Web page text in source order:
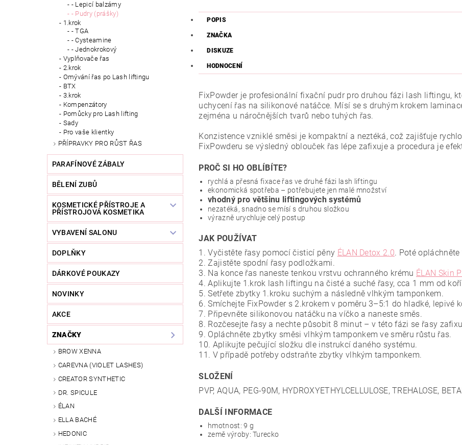
- Lepicí balzámy
- Pudry (prášky)
1.krok
- TGA
- Cysteamine
- Jednokrokový
Vyplňovače řas
2.krok
Omývání řas po Lash liftingu
BTX
3.krok
Kompenzátory
Pomůcky pro Lash lifting
Sady
Pro vaše klientky
PŘÍPRAVKY PRO RŮST ŘAS
PARAFÍNOVÉ ZÁBALY
BĚLENÍ ZUBŮ
KOSMETICKÉ PŘÍSTROJE A
PŘÍSTROJOVÁ KOSMETIKA
VYBAVENÍ SALONU
DOPLŇKY
DÁRKOVÉ POUKAZY
NOVINKY
AKCE
ZNAČKY
BROW XENNA
CAREVNA (VIOLET LASHES)
CREATOR SYNTHETIC
DR. SPICULE
ÉLAN
ELLA BACHÉ
HEDONIC
POPIS
ZNAČKA
DISKUZE
HODNOCENÍ
FixPowder je profesionální fixační pudr pro druhou fázi lash liftingu,
uchycení řas na silikonové natáčce. Mísí se s druhým krokem
zejména u náročnějších tvarů nebo tuhých řas.
Konzistence vzniklé směsi je kompaktní a neztéká, což zajišťuje
FixPowderu se výsledný oblouček řas lépe zafixuje a procedura je
PROČ SI HO OBLÍBÍTE?
rychlá a přesná fixace řas ve druhé fázi lash liftingu
ekonomická spotřeba – potřebujete jen malé množství
vhodný pro většinu liftingových systémů
nezatéká, snadno se mísí s druhou složkou
výrazně urychluje celý postup
JAK POUŽÍVAT
1. Vyčistěte řasy pomocí čisticí pěny ÉLAN Detox 2.0. Poté opláchněte
2. Zajistěte spodní řasy podložkami.
3. Na konce řas naneste tenkou vrstvu ochranného krému ÉLAN Skin
4. Aplikujte 1.krok lash liftingu na čisté a suché řasy, cca 1 mm od
5. Setřete zbytky 1.kroku suchým a následně vlhkým tamponkem.
6. Smíchejte FixPowder s 2.krokem v poměru 3–5:1 do hladké, lepivé
7. Připevněte silikonovou natáčku na víčko a naneste směs.
8. Rozčesejte řasy a nechte působit 8 minut – v této fázi se řasy
9. Opláchněte zbytky směsi vlhkým tamponkem ve směru růstu řas.
10. Aplikujte pečující složku dle instrukcí daného systému.
11. V případě potřeby odstraňte zbytky vlhkým tamponkem.
SLOŽENÍ
PVP, AQUA, PEG-90M, HYDROXYETHYLCELLULOSE, TREHALOSE,
DALŠÍ INFORMACE
hmotnost: 9 g
země výroby: Turecko